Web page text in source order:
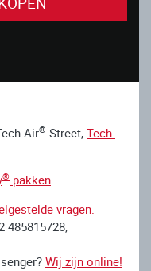
Air® Street, Tech-
® pakken
vragen.
485815728,
Wij zijn online!